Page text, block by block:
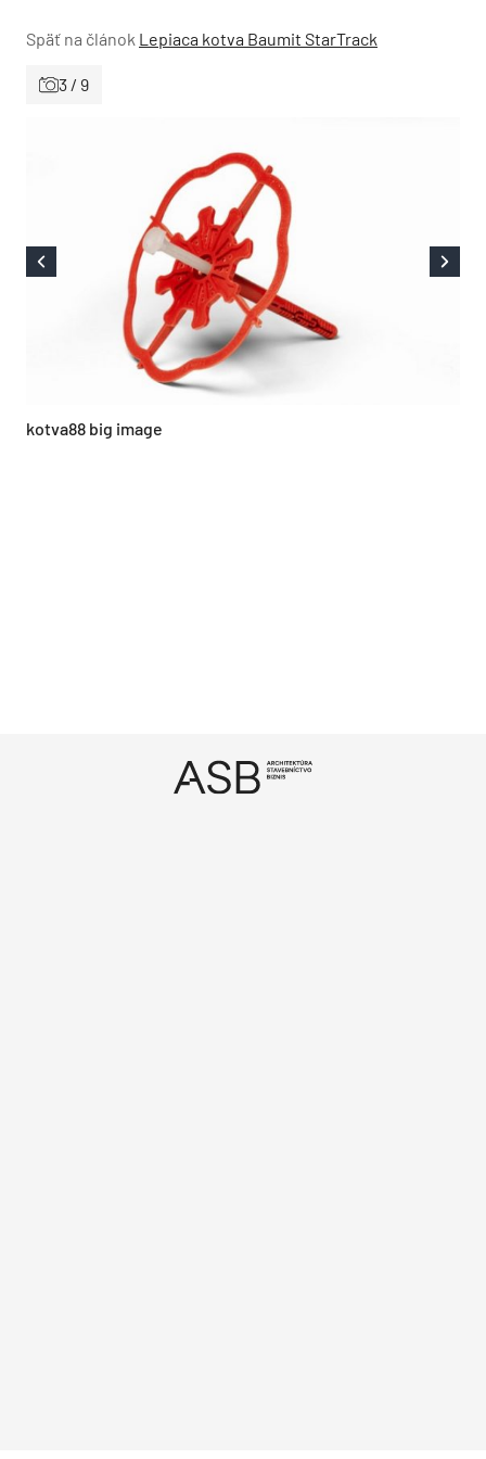
Späť na článok Lepiaca kotva Baumit StarTrack
3 / 9
kotva88 big image